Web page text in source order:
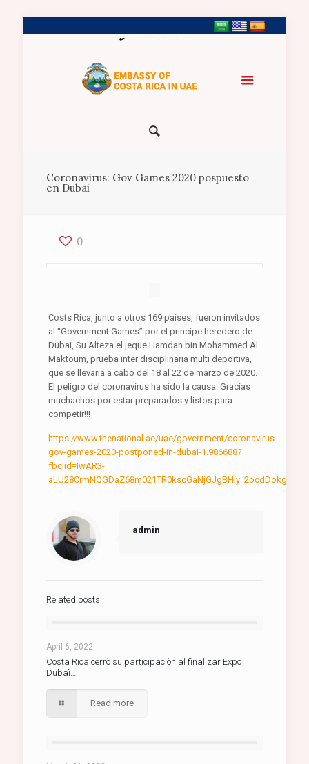
+971 2 5547458
Coronavirus: Gov Games 2020 pospuesto
en Dubai
0
Costs Rica, junto a otros 169 países, fueron invitados
al “Government Games” por el príncipe heredero de
Dubai, Su Alteza el jeque Hamdan bin Mohammed Al
Maktoum, prueba inter disciplinaria multi deportiva,
que se llevaria a cabo del 18 al 22 de marzo de 2020.
El peligro del coronavirus ha sido la causa. Gracias
muchachos por estar preparados y listos para
competir!!!
https://www.thenational.ae/uae/government/coronavirus-
gov-games-2020-postponed-in-dubai-1.986688?
fbclid=IwAR3-
admin
Related posts
April 6, 2022
Costa Rica cerrò su participaciòn al finalizar Expo
Dubaì…!!!
Read more